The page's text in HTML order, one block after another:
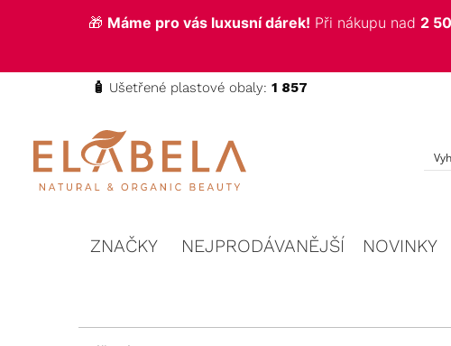
🎁 Máme pro vás luxusní dárek! Při nákupu nad 2
🧴 Ušetřené plastové obaly: 1 857
BeautyZNAČKY NEJPRODÁVANĚJŠÍ NOVINKY